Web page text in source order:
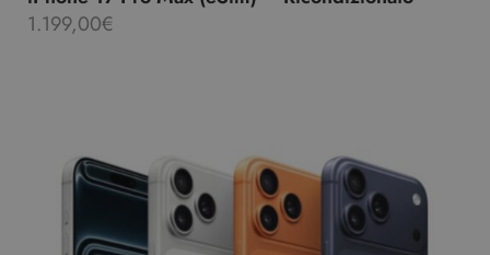
1.199,00€